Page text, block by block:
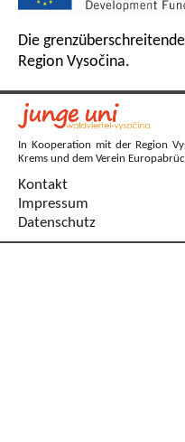
Die
Region Vysočina.
In Kooperation mit der Region
Krems und dem Verein
Kontakt
Impressum
Datenschutz